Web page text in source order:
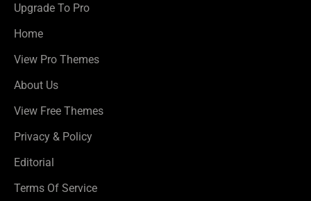
Upgrade To Pro
Home
View Pro Themes
About Us
View Free Themes
Privacy & Policy
Editorial
Terms Of Service